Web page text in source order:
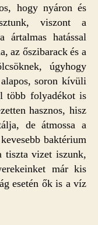
hogy nyáron és
viszont a
ártalmas hatással
az őszibarack és a
úgyhogy
soron kívüli
több folyadékot is
hasznos, hisz
de átmossa a
baktérium
tiszta vizet iszunk,
már kis
esetén ők is a víz